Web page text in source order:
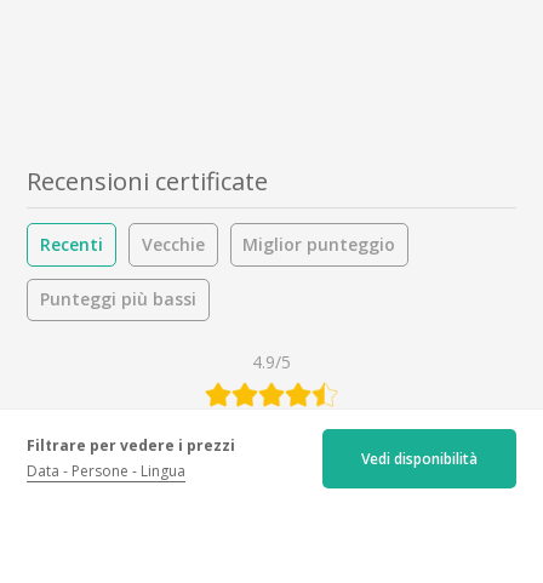
Filtrare per vedere i prezzi
Data Persone Lingua
Vedi disponibilità
Recensioni certificate
Recenti Vecchie Miglior punteggio
Punteggi più bassi
4.9/5
25 recensioni
Ospitalità :
/5